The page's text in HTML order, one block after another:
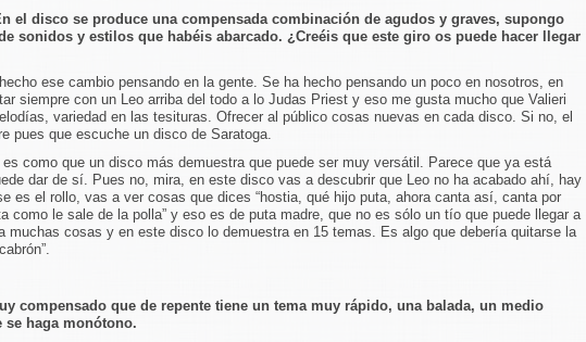
el disco se produce una compensada combinación de agudos y graves, supongo
sonidos y estilos que habéis abarcado. ¿Creéis que este giro os puede hacer llegar
ese cambio pensando en la gente. Se ha hecho pensando un poco en nosotros, en
siempre con un Leo arriba del todo a lo Judas Priest y eso me gusta mucho que Valieri
variedad en las tesituras. Ofrecer al público cosas nuevas en cada disco. Si no, el
pues que escuche un disco de Saratoga.
como que un disco más demuestra que puede ser muy versátil. Parece que ya está
dar de sí. Pues no, mira, en este disco vas a descubrir que Leo no ha acabado ahí, hay
es el rollo, vas a ver cosas que dices “hostia, qué hijo puta, ahora canta así, canta por
como le sale de la polla” y eso es de puta madre, que no es sólo un tío que puede llegar a
muchas cosas y en este disco lo demuestra en 15 temas. Es algo que debería quitarse la
compensado que de repente tiene un tema muy rápido, una balada, un medio
haga monótono.